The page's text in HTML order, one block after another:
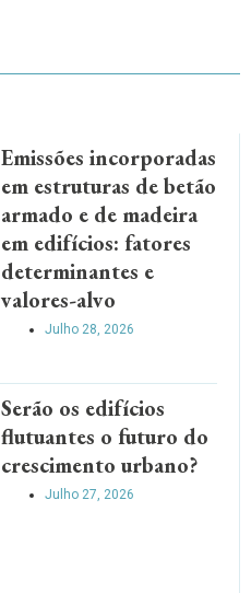
Emissões incorporadas
em estruturas de betão
armado e de madeira
em edifícios: fatores
determinantes e
valores-alvo
Julho 28, 2026
Serão os edifícios
flutuantes o futuro do
crescimento urbano?
Julho 27, 2026